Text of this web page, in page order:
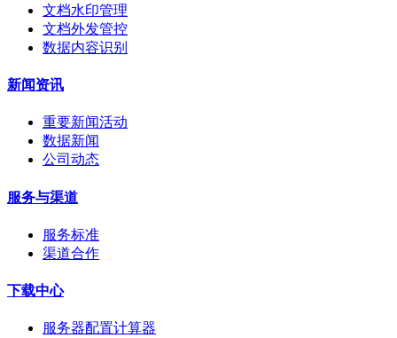
文档水印管理
文档外发管控
数据内容识别
新闻资讯
重要新闻活动
数据新闻
公司动态
服务与渠道
服务标准
渠道合作
下载中心
服务器配置计算器